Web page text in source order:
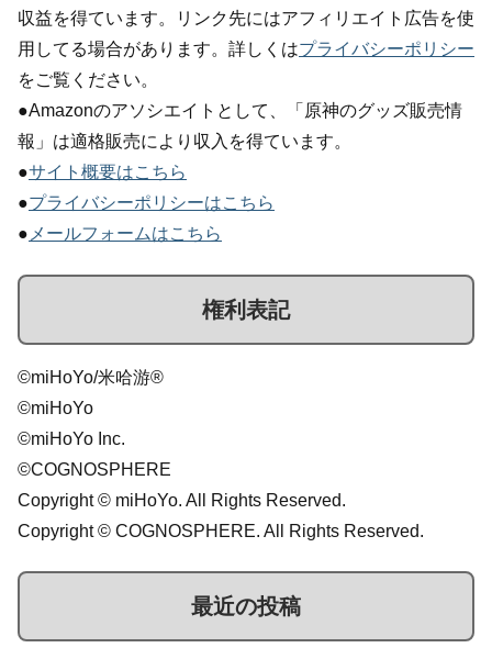
収益を得ています。リンク先にはアフィリエイト広告を使
用してる場合があります。詳しくはプライバシーポリシー
をご覧ください。
●Amazonのアソシエイトとして、「原神のグッズ販売情
報」は適格販売により収入を得ています。
●サイト概要はこちら
●プライバシーポリシーはこちら
● メールフォームはこちら
権利表記
©miHoYo/米哈游®
©miHoYo
©miHoYo Inc.
©COGNOSPHERE
Copyright © miHoYo. All Rights Reserved.
Copyright © COGNOSPHERE. All Rights Reserved.
最近の投稿